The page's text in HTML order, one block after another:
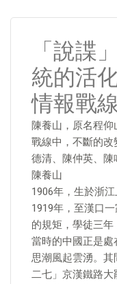
「說諜
統的活
情報戰
陳養山，原名程
戰線中，不斷的
德清、陳仲英、陳
陳養山
1906年，生於浙江
1919年，至漢口
的規矩，學徒三年
當時的中國正是
思潮風起雲湧。其
二七」京漢鐵路